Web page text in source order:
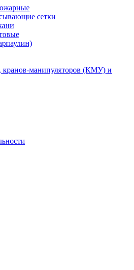
сетки
кранов-манипуляторов (КМУ) и